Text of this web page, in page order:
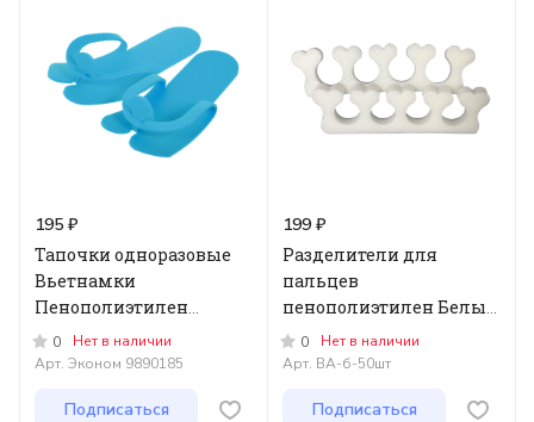
195 ₽
Тапочки одноразовые
Вьетнамки
Пенополиэтилен
Белые/Голубые 4мм, 25
пар/уп ЭКОНОМ
0
Нет в наличии
Арт. Эконом 9890185
Подписаться
199 ₽
Разделители для
пальцев
пенополиэтилен Белые,
25 пар
0
Нет в наличии
Арт. ВА-б-50шт
Подписаться